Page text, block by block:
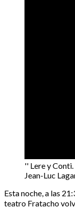
'' Lere y
Jean-Luc
Esta noche, a las
teatro Fratacho